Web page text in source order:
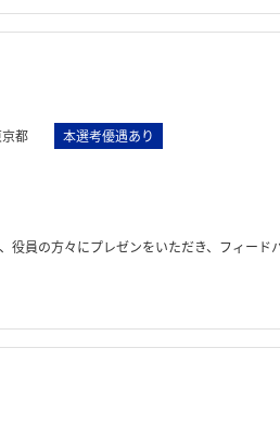
都 本選考優遇あり
いただき、フィードバックをいただいた。 NECの携わっ